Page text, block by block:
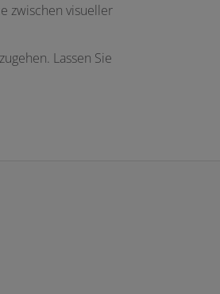
zwischen visueller
Lassen Sie